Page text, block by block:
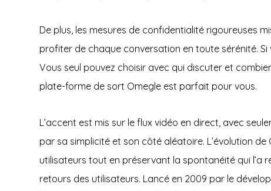
De plus, les mesures de confidentialité rigoureuses
profiter de chaque conversation en toute sérénité.
Vous seul pouvez choisir avec qui discuter et
plate-forme de sort Omegle est parfait pour vous.
L’accent est mis sur le flux vidéo en direct, avec
par sa simplicité et son côté aléatoire. L’évolution
utilisateurs tout en préservant la spontanéité qui l’a
retours des utilisateurs. Lancé en 2009 par le